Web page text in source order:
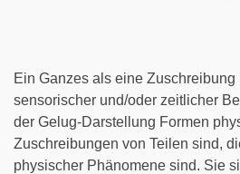
Ein Ganzes als eine Zuschreibung
sensorischer und/oder zeitlicher
der Gelug-Darstellung Formen
Zuschreibungen von Teilen sind,
physischer Phänomene sind. Sie